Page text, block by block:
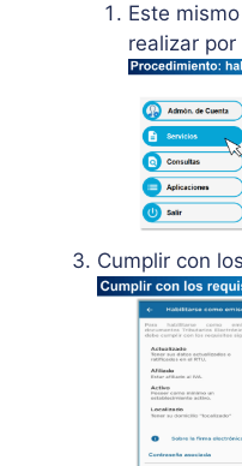
Este
realizar por
Cumplir con